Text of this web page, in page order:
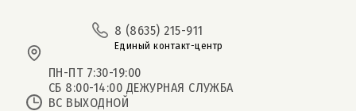
8 (8635) 215-911
Единый контакт-центр
ПН-ПТ 7:30-19:00
СБ 8:00-14:00 ДЕЖУРНАЯ СЛУЖБА
ВС ВЫХОДНОЙ